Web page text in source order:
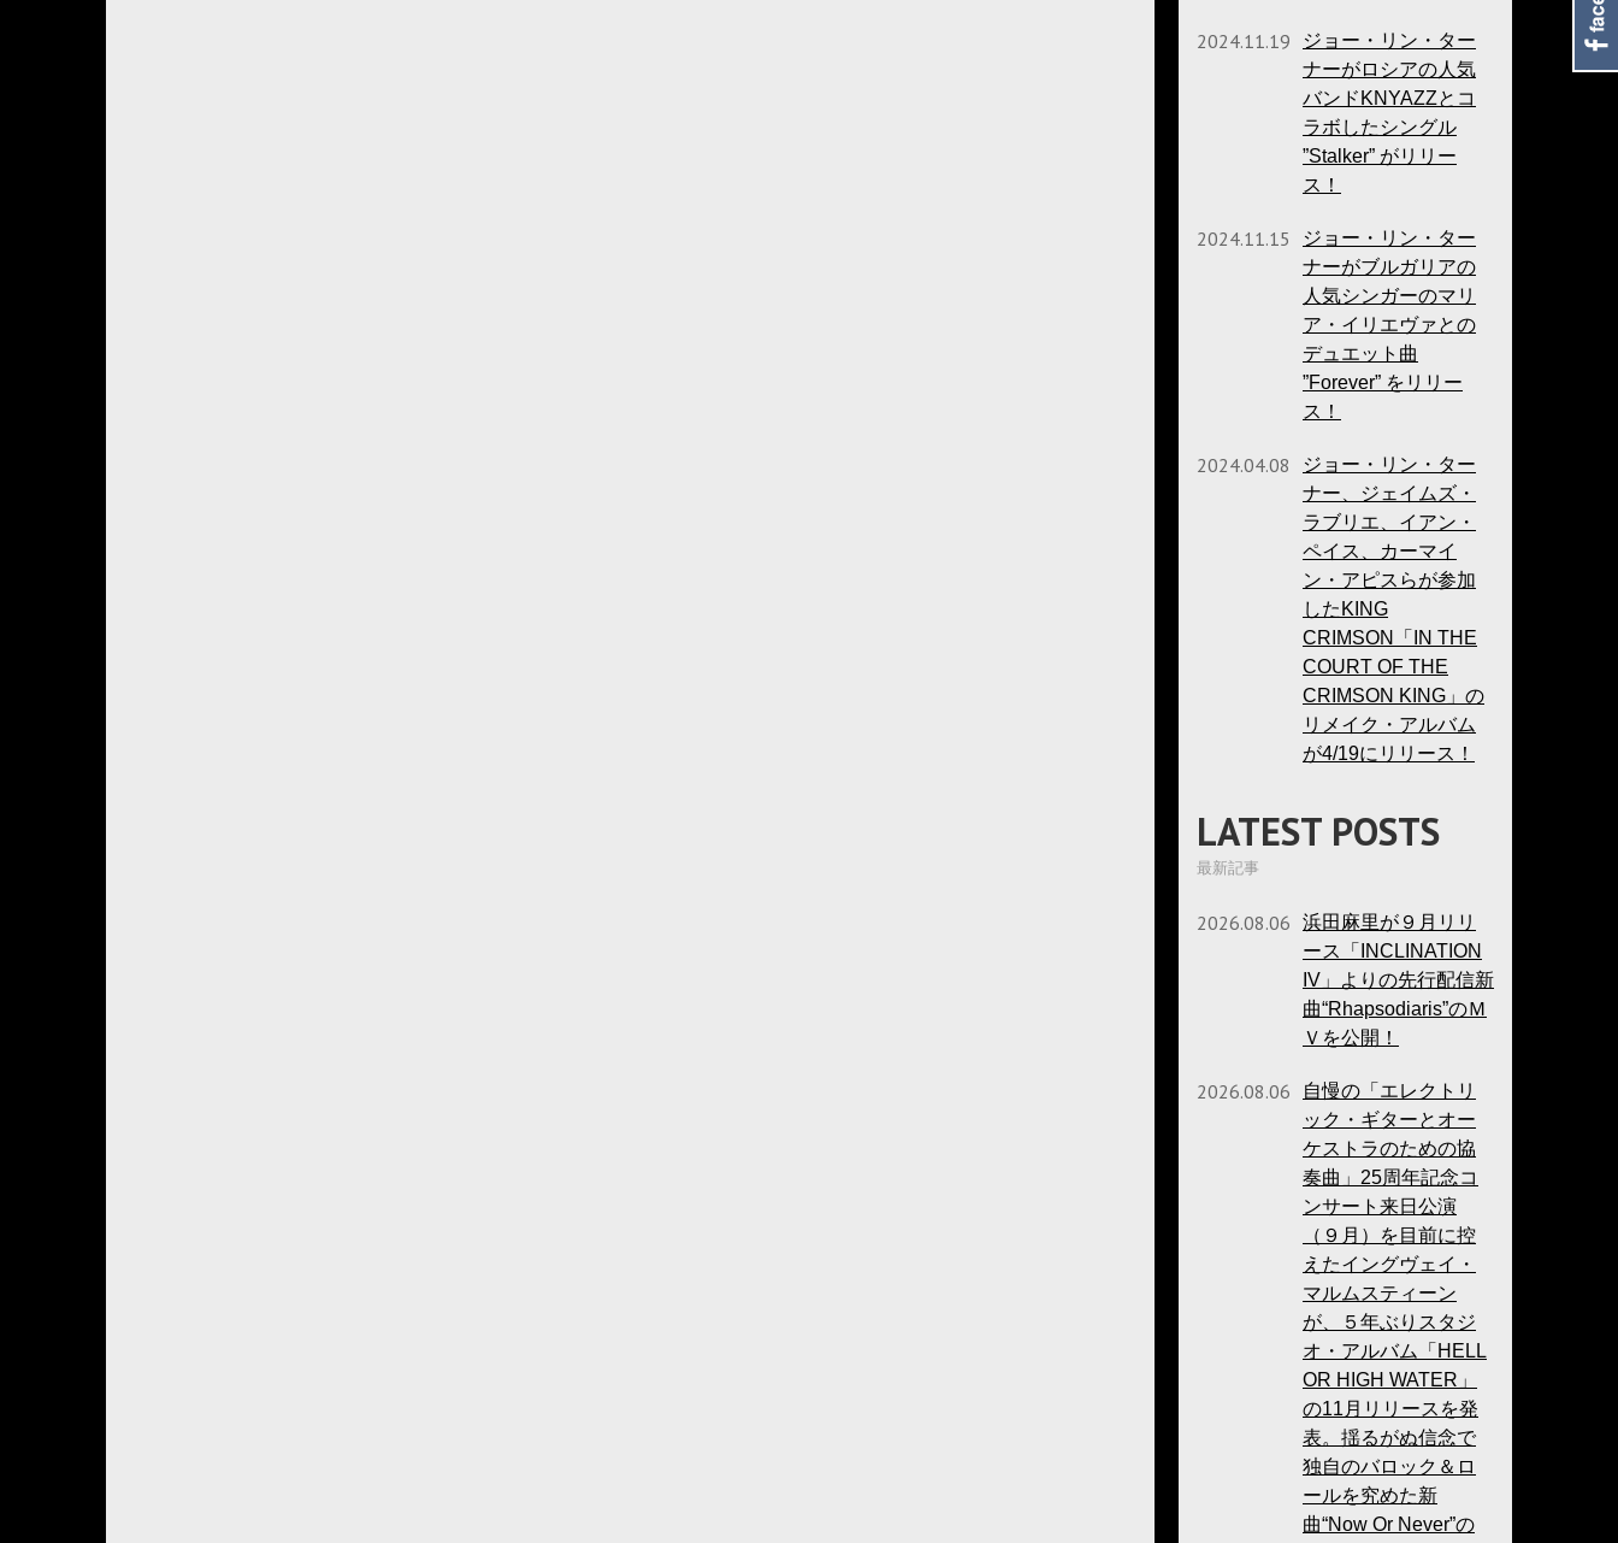
2024.11.19
ジョー・リン・ター
ナーがロシアの人気
バンドKNYAZZとコ
ラボしたシングル
”Stalker” がリリー
ス！
2024.11.15
ジョー・リン・ター
ナーがブルガリアの
人気シンガーのマリ
ア・イリエヴァとの
デュエット曲
”Forever” をリリー
ス！
2024.04.08
ジョー・リン・ター
ナー、ジェイムズ・
ラブリエ、イアン・
ペイス、カーマイ
ン・アピスらが参加
したKING
CRIMSON「IN THE
COURT OF THE
CRIMSON KING」の
リメイク・アルバム
が4/19にリリース！
LATEST POSTS
最新記事
2026.08.06
浜田麻里が９月リリ
ース「INCLINATION
IV」よりの先行配信新
曲“Rhapsodiaris”のＭ
Ｖを公開！
2026.08.06
自慢の「エレクトリ
ック・ギターとオー
ケストラのための協
奏曲」25周年記念コ
ンサート来日公演
（９月）を目前に控
えたイングヴェイ・
マルムスティーン
が、５年ぶりスタジ
オ・アルバム「HELL
OR HIGH WATER」
の11月リリースを発
表。揺るがぬ信念で
独自のバロック＆ロ
ールを究めた新
曲“Now Or Never”の